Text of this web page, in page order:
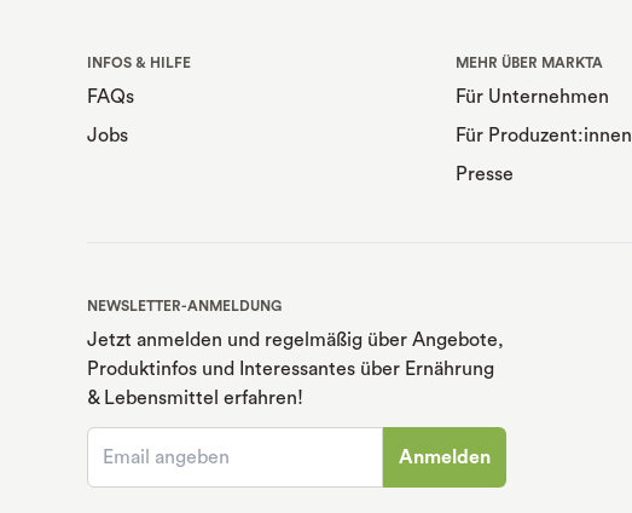
INFOS & HILFE
FAQs
Jobs
MEHR ÜBER MARKTA
Für Unternehmen
Für Produzent:innen
Presse
NEWSLETTER-ANMELDUNG
Jetzt anmelden und regelmäßig über Angebote,
Produktinfos und Interessantes über Ernährung
& Lebensmittel erfahren!
Anmelden